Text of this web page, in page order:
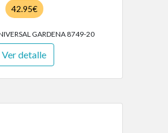
42.95€
GARDENA 8749-20
Ver detalle